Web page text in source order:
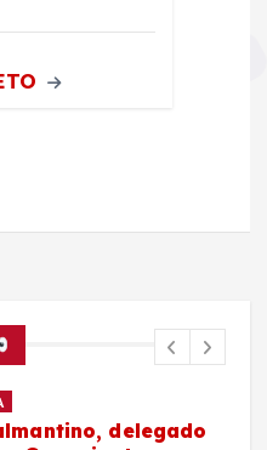
delegado